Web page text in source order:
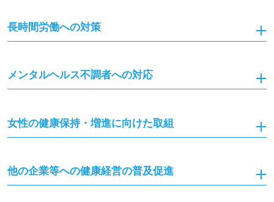
長時間労働への対策
メンタルヘルス不調者への対応
女性の健康保持・増進に向けた取組
他の企業等への健康経営の普及促進